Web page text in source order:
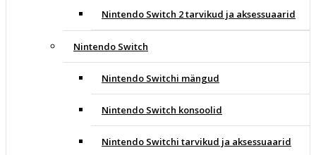
Nintendo Switch 2 tarvikud ja aksessuaarid
Nintendo Switch
Nintendo Switchi mängud
Nintendo Switch konsoolid
Nintendo Switchi tarvikud ja aksessuaarid